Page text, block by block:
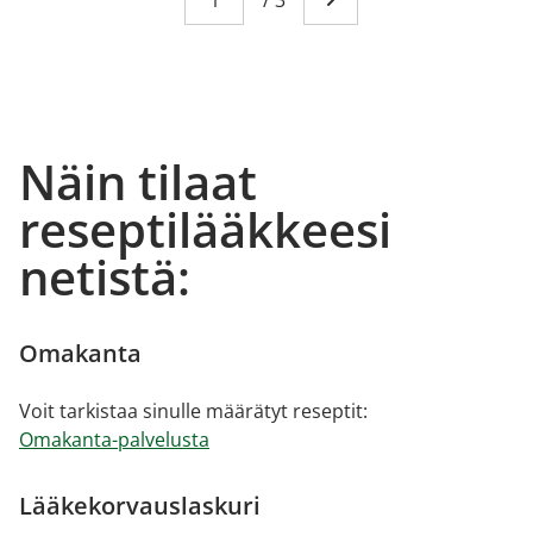
Näin tilaat
reseptilääkkeesi
netistä:
Omakanta
Voit tarkistaa sinulle määrätyt reseptit:
Omakanta-palvelusta
Lääkekorvauslaskuri